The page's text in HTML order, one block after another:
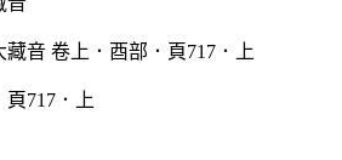
717．上